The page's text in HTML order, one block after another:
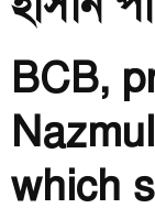
BCB,
which